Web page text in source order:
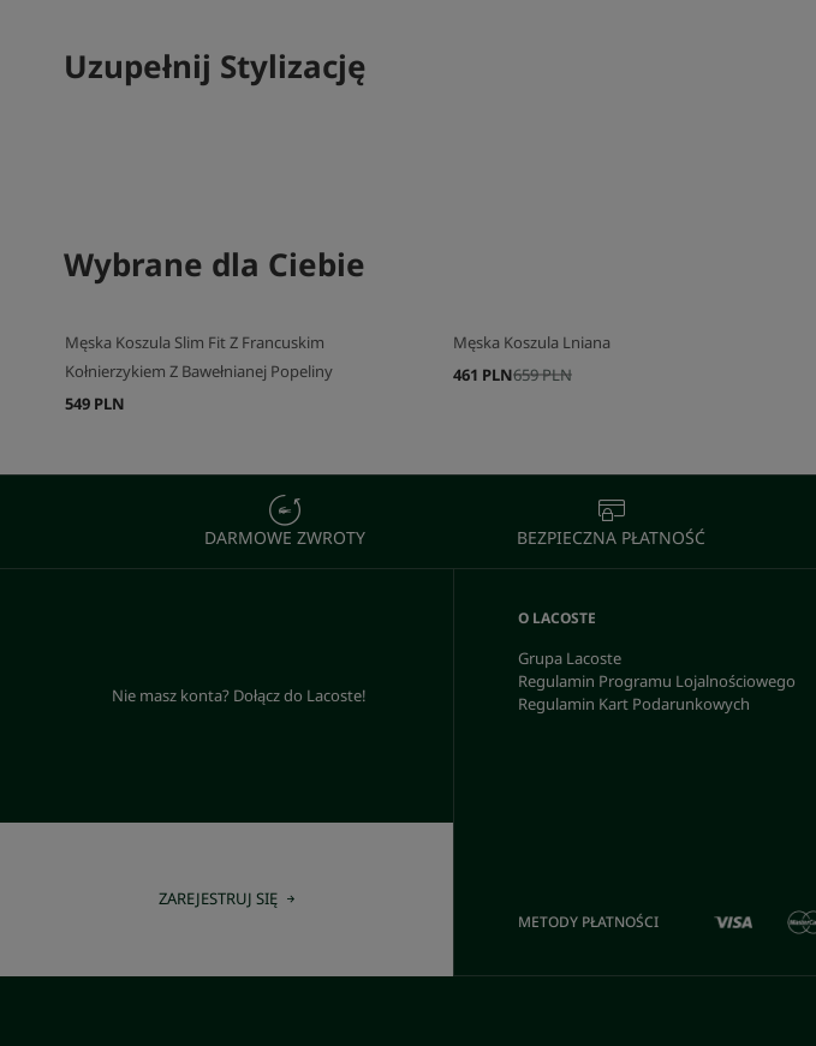
Uzupełnij Stylizację
SKOMPLETUJ SWÓJ ZESTAW
Wybrane dla Ciebie
Męska Koszula Slim Fit Z Francuskim
Kołnierzykiem Z Bawełnianej Popeliny
549 PLN
Męska Koszula Lniana
659 PLN
461 PLN
DARMOWE ZWROTY BEZPIECZNA PŁATNOŚĆ
Nie masz konta? Dołącz do Lacoste!
ZAREJESTRUJ SIĘ
O LACOSTE
Grupa Lacoste
Regulamin Programu Lojalnościowego
Regulamin Kart Podarunkowych
METODY PŁATNOŚCI